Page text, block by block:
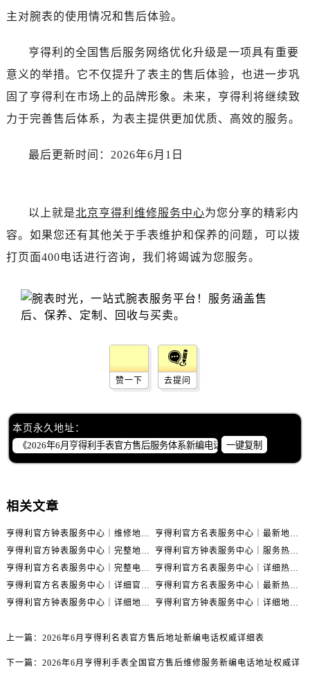
西藏自治区阿里地区噶尔县北京西路售后服务中心（需提前预约）
西藏自治区昌都市卡若区昌都西路售后服务中心（需提前预约）
西藏自治区拉萨市城关区北京中路售后服务中心（需提前预约）
云南省保山市隆阳区正阳路售后服务中心（需提前预约）
云南省楚雄彝族自治州楚雄市鹿城南路售后服务中心（需提前预约）
云南省曲靖市麒麟区学府路售后服务中心（需提前预约）
新疆维吾尔自治区乌鲁木齐市天山区红山路26号时代广场（CCMALL）C座17层17-B售后服务中心（需提前预约）
浙江省温州市鹿城区锦绣路1067号置信广场10层1015室售后服务中心（需提前预约）
黑龙江省哈尔滨市道里区友谊西路600号富力中心T2座写字楼29层03室室售后服务中心（需提前预约）
辽宁省大连市中山区人民路15号国际金融大厦7层G室售后服务中心（需提前预约）
广东省佛山市禅城区季华五路57号万科金融中心C座12层1205室售后服务中心（需提前预约）
江苏省南通市崇川区工农路57号圆融广场写字楼16层1603室售后服务中心（需提前预约）
主对腕表的使用情况和售后体验。
亨得利的全国售后服务网络优化升级是一项具有重要
意义的举措。它不仅提升了表主的售后体验，也进一步巩
固了亨得利在市场上的品牌形象。未来，亨得利将继续致
力于完善售后体系，为表主提供更加优质、高效的服务。
最后更新时间：2026年6月1日
以上就是北京亨得利维修服务中心为您分享的精彩内
容。如果您还有其他关于手表维护和保养的问题，可以拨
打页面400电话进行咨询，我们将竭诚为您服务。
赞一下 去提问
本页永久地址：
一键复制
相关文章
上一篇： 2026年6月亨得利名表官方售后地址新编电话权威详细表
下一篇： 2026年6月亨得利手表全国官方售后维修服务新编电话地址权威详